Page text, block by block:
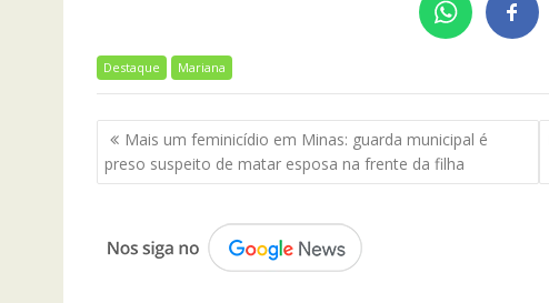
Destaque Mariana
Navegação
de
Post
Mais um feminicídio em Minas: guarda municipal é
preso suspeito de matar esposa na frente da filha